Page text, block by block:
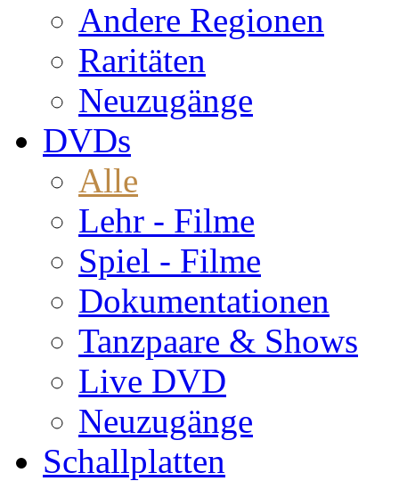
Andere Regionen
Raritäten
Neuzugänge
DVDs
Alle
Lehr - Filme
Spiel - Filme
Dokumentationen
Tanzpaare & Shows
Live DVD
Neuzugänge
Schallplatten